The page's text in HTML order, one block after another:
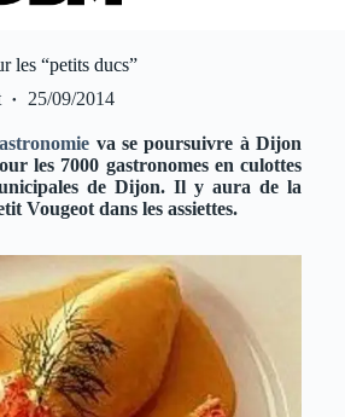
les “petits ducs”
25/09/2014
va se poursuivre à Dijon
les 7000 gastronomes en culottes
de Dijon. Il y aura de la
Vougeot dans les assiettes.